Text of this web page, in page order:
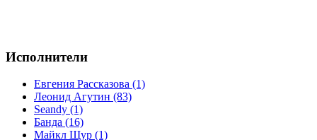
Исполнители
Евгения Рассказова (1)
Леонид Агутин (83)
Seandy (1)
Банда (16)
Майкл Щур (1)